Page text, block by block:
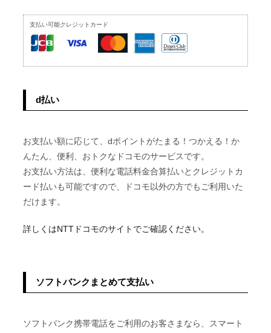
支払い可能クレジットカード
d払い
お支払い額に応じて、dポイントがたまる！つかえる！か
んたん、便利、おトクなドコモのサービスです。
お支払い方法は、便利な電話料金合算払いとクレジットカ
ード払いも可能ですので、ドコモ以外の方でもご利用いた
だけます。
詳しくはNTTドコモのサイトでご確認ください。
ソフトバンクまとめて支払い
ソフトバンク携帯電話をご利用のお客さまなら、スマート